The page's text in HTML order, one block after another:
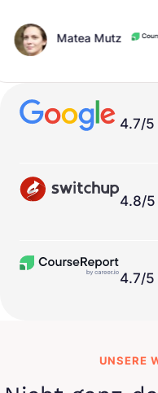
Mutz
4.7/5
4.8/5
4.7/5
UNSERE